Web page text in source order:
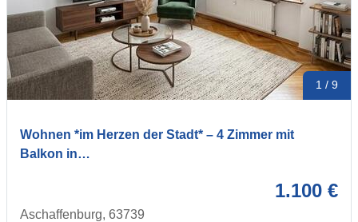
1 / 9
Wohnen *im Herzen der Stadt* – 4 Zimmer mit
Balkon in…
1.100 €
Aschaffenburg, 63739